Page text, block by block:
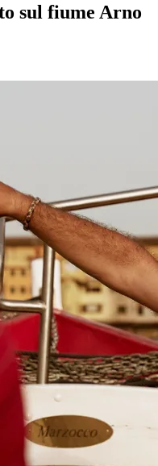
sul fiume Arno